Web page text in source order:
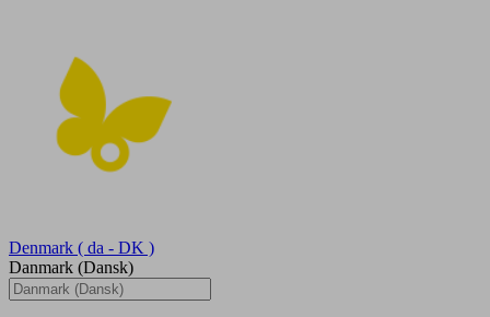
Denmark ( da - DK )
Danmark (Dansk)